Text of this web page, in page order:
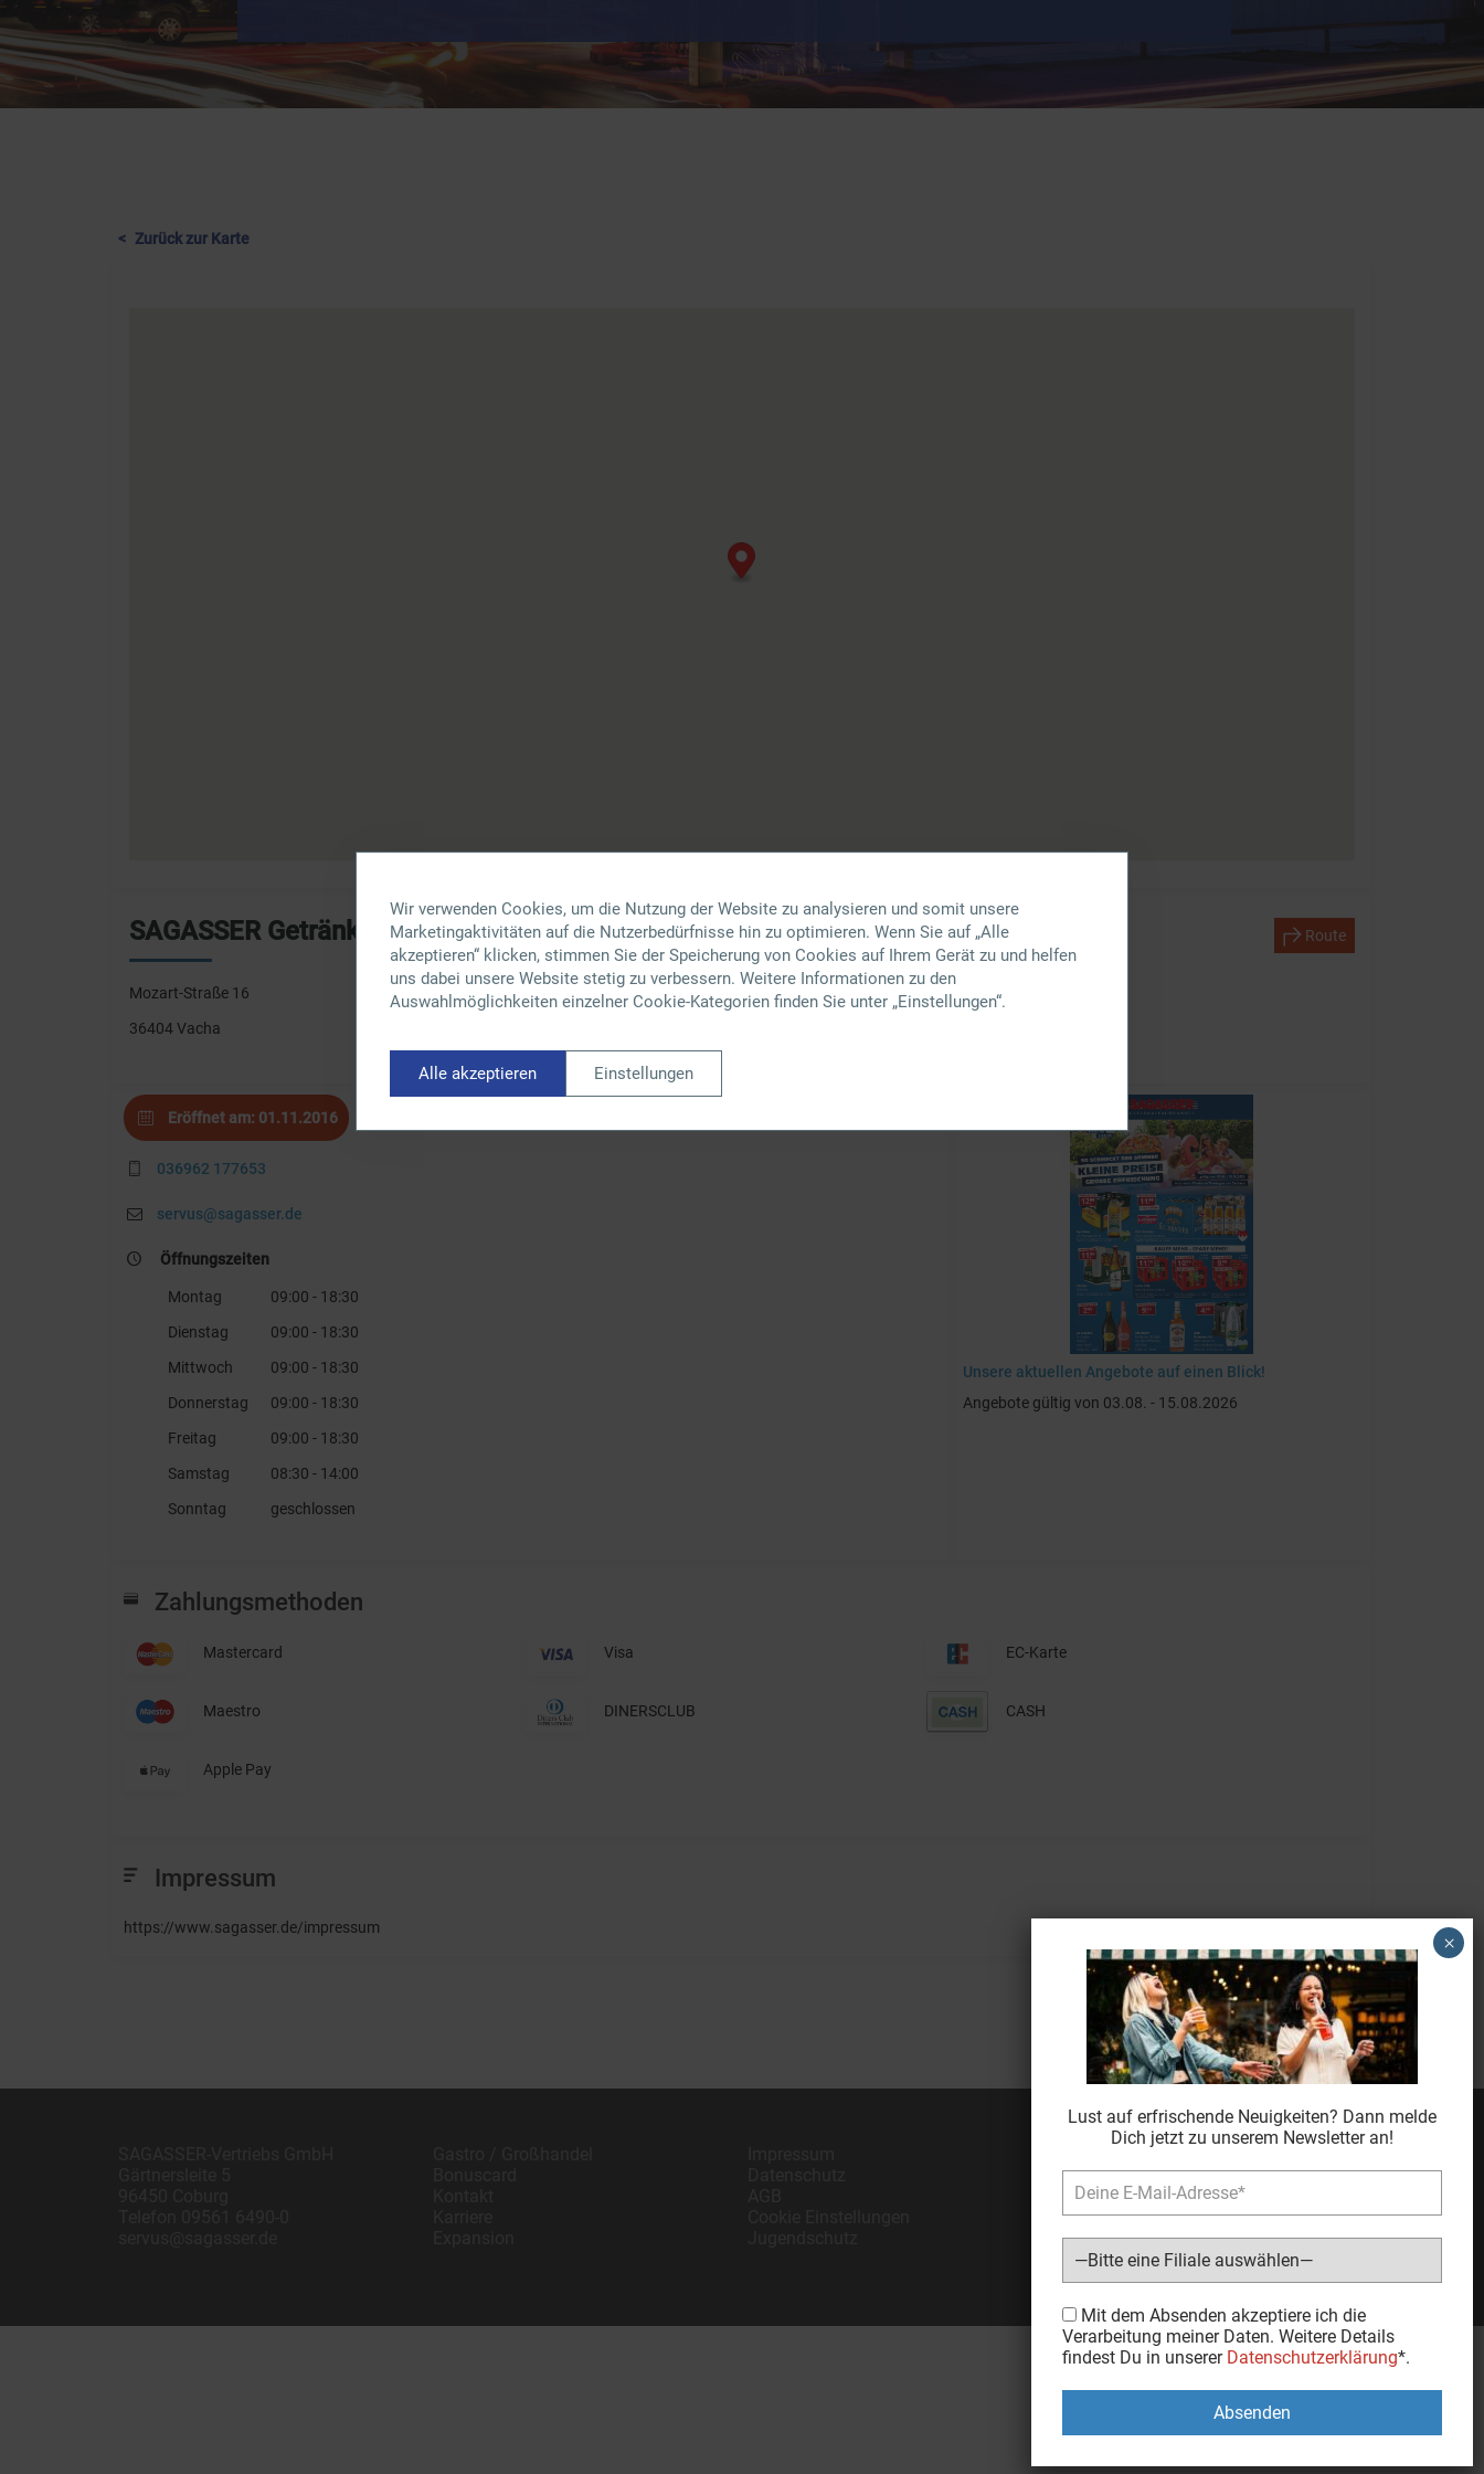
Zurück zur Karte
SAGASSER Getränkefachmarkt
Mozart-Straße 16
36404 Vacha
Route
Eröffnet am: 01.11.2016
036962 177653
servus@sagasser.de
Öffnungszeiten
Montag
09:00 - 18:30
Dienstag
09:00 - 18:30
Mittwoch
09:00 - 18:30
Donnerstag
09:00 - 18:30
Freitag
09:00 - 18:30
Samstag
08:30 - 14:00
Sonntag
geschlossen
Unsere aktuellen Angebote auf einen Blick!
Angebote gültig von 03.08. - 15.08.2026
Zahlungsmethoden
Mastercard Visa EC-Karte
Maestro DINERSCLUB CASH
Apple Pay
Impressum
https://www.sagasser.de/impressum
Lust auf erfrischende Neuigkeiten? Dann melde
Dich jetzt zu unserem Newsletter an!
Bitte lasse dieses Feld leer.
Mit dem Absenden akzeptiere ich die
Verarbeitung meiner Daten. Weitere Details
findest Du in unserer Datenschutzerklärung*.
Wir verwenden Cookies, um die Nutzung der Website zu analysieren und somit unsere
Marketingaktivitäten auf die Nutzerbedürfnisse hin zu optimieren. Wenn Sie auf „Alle
akzeptieren“ klicken, stimmen Sie der Speicherung von Cookies auf Ihrem Gerät zu und helfen
uns dabei unsere Website stetig zu verbessern. Weitere Informationen zu den
Auswahlmöglichkeiten einzelner Cookie-Kategorien finden Sie unter „Einstellungen“.
Einstellungen
Alle akzeptieren